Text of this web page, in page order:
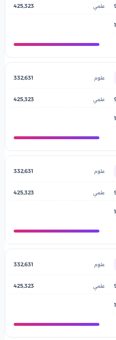
425,323
332,631
425,323
332,631
425,323
332,631
425,323